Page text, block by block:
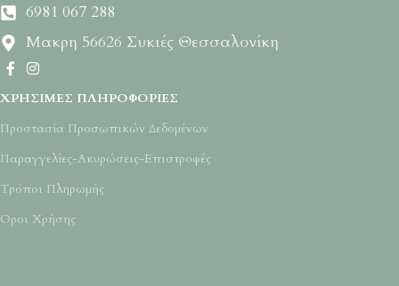
6981 067 288
Μακρη 56626 Συκιές Θεσσαλονίκη
ΧΡΉΣΙΜΕΣ ΠΛΗΡΟΦΟΡΊΕΣ
Προστασία Προσωπικών Δεδομένων
Παραγγελίες-Ακυρώσεις-Επιστροφές
Τρόποι Πληρωμής
Όροι Χρήσης